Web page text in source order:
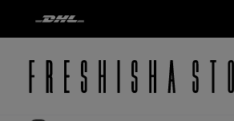
Zur Hauptnavigation springen